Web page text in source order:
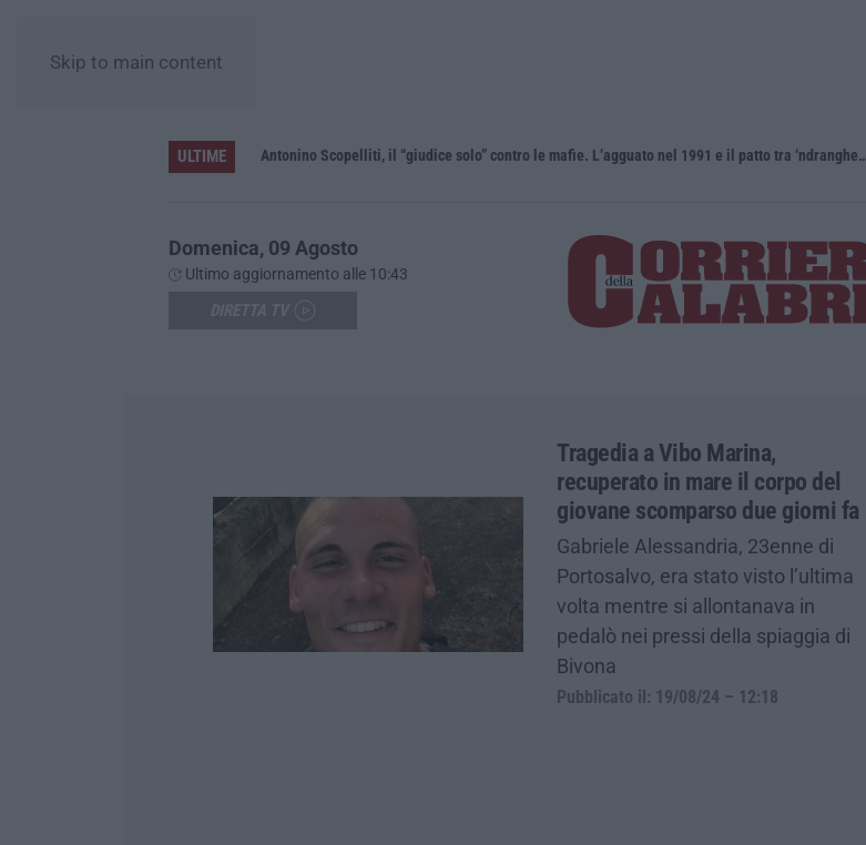
Skip to main content
ULTIME Antonino Scopelliti, il “giudice solo” contro le mafie. L’agguato nel 1991 e il patto tra ‘ndrangheta e Cosa nostra
Domenica, 09 Agosto
Ultimo aggiornamento alle 10:43
Tragedia a Vibo Marina,
recuperato in mare il corpo del
giovane scomparso due giorni fa
Gabriele Alessandria, 23enne di
Portosalvo, era stato visto l’ultima
volta mentre si allontanava in
pedalò nei pressi della spiaggia di
Bivona
Pubblicato il: 19/08/24 – 12:18